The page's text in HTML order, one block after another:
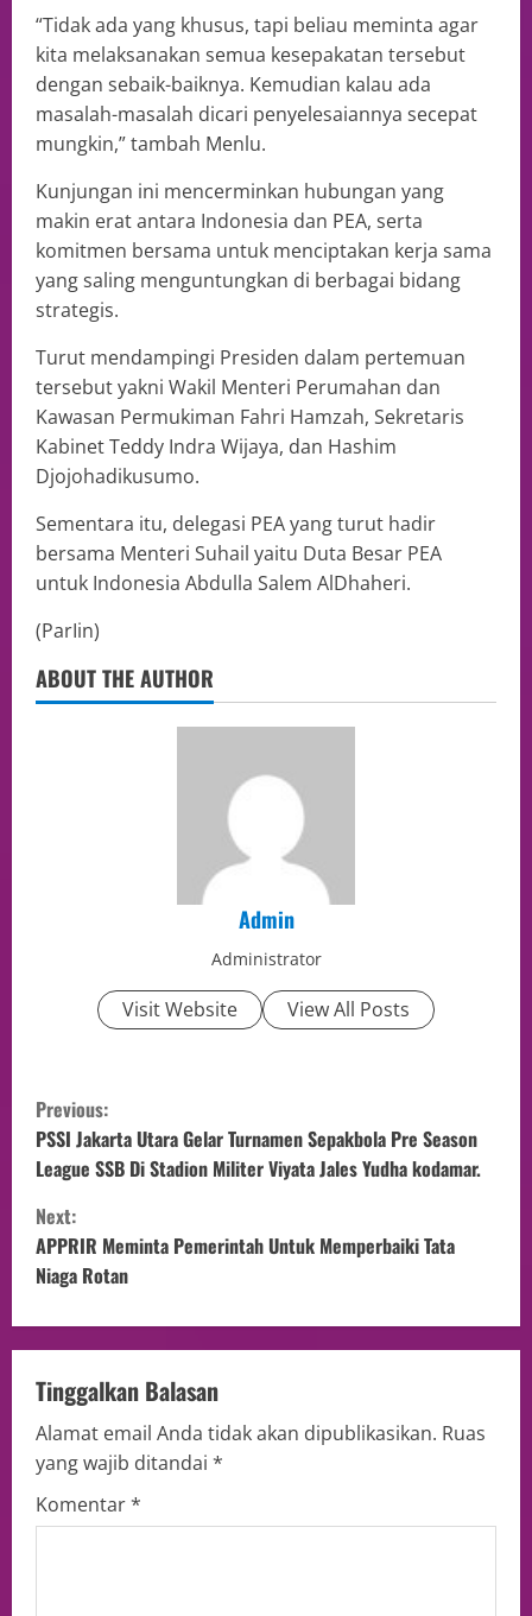
“Tidak ada yang khusus, tapi beliau meminta agar
kita melaksanakan semua kesepakatan tersebut
dengan sebaik-baiknya. Kemudian kalau ada
masalah-masalah dicari penyelesaiannya secepat
mungkin,” tambah Menlu.
Kunjungan ini mencerminkan hubungan yang
makin erat antara Indonesia dan PEA, serta
komitmen bersama untuk menciptakan kerja sama
yang saling menguntungkan di berbagai bidang
strategis.
Turut mendampingi Presiden dalam pertemuan
tersebut yakni Wakil Menteri Perumahan dan
Kawasan Permukiman Fahri Hamzah, Sekretaris
Kabinet Teddy Indra Wijaya, dan Hashim
Djojohadikusumo.
Sementara itu, delegasi PEA yang turut hadir
bersama Menteri Suhail yaitu Duta Besar PEA
untuk Indonesia Abdulla Salem AlDhaheri.
(ParIin)
ABOUT THE AUTHOR
Admin
Administrator
Visit Website View All Posts
Previous:
PSSI Jakarta Utara Gelar Turnamen Sepakbola Pre Season
League SSB Di Stadion Militer Viyata Jales Yudha kodamar.
Next:
APPRIR Meminta Pemerintah Untuk Memperbaiki Tata
Niaga Rotan
Tinggalkan Balasan
Alamat email Anda tidak akan dipublikasikan. Ruas
yang wajib ditandai *
Komentar*